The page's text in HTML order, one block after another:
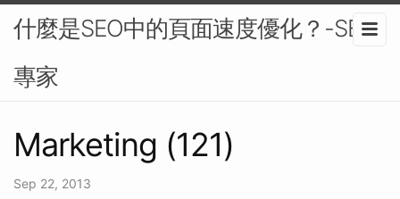
什麼是SEO中的頁面速度優化？-SEO
專家
Marketing (121)
Sep 22, 2013